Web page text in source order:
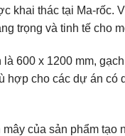
khai thác tại Ma-rốc.
trọng và tinh tế cho
600 x 1200 mm,
hợp cho các dự án có
của sản phẩm tạo